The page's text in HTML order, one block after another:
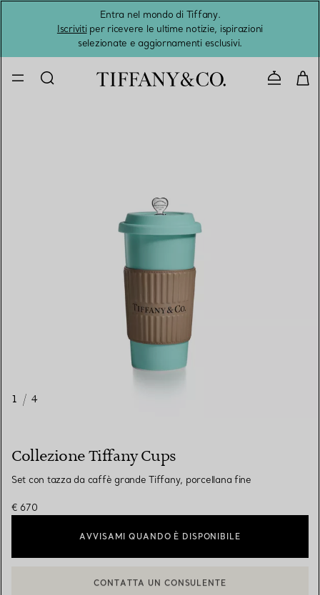
Entra nel mondo di Tiffany.
Iscrivitiper ricevere le ultime notizie, ispirazioni
selezionate e aggiornamenti esclusivi.
1 / 4
Collezione Tiffany Cups
Set con tazza da caffè grande Tiffany, porcellana fine
€ 670
AVVISAMI QUANDO È DISPONIBILE